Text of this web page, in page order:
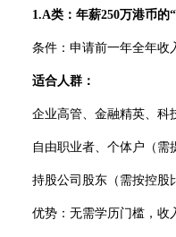
1.A类：年薪250万港币的“
条件：申请前一年全年收入
适合人群：
企业高管、金融精英、科技
自由职业者、个体户（需提
持股公司股东（需按控股比
优势：无需学历门槛，收入